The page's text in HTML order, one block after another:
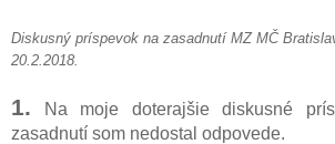
Diskusný príspevok na zasadnutí MZ MČ
20.2.2018.
1. Na moje doterajšie diskusné
zasadnutí som nedostal odpovede.